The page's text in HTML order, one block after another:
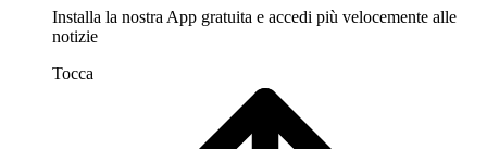
Installa la nostra App gratuita e accedi più velocemente alle
notizie
Tocca